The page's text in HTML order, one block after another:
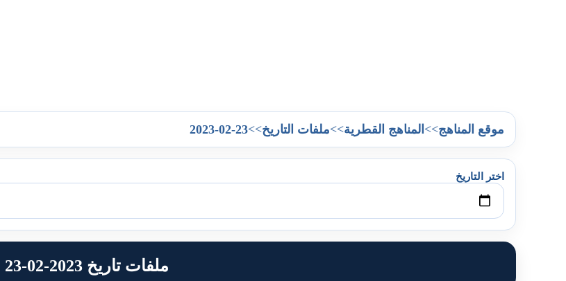
موقع المناهج>> المناهج القطرية>>ملفات التاريخ>>
2023-02-23
اختر التاريخ
ملفات تاريخ 2023-02-23